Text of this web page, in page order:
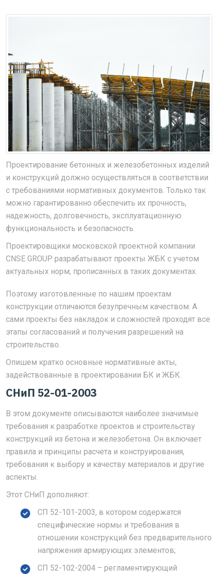
Проектирование бетонных и железобетонных изделий
и конструкций должно осуществляться в соответствии
с требованиями нормативных документов. Только так
можно гарантированно обеспечить их прочность,
надежность, долговечность, эксплуатационную
функциональность и безопасность.
Проектировщики московской проектной компании
CNSE GROUP разрабатывают проекты ЖБК с учетом
актуальных норм, прописанных в таких документах.
Поэтому изготовленные по нашим проектам
конструкции отличаются безупречным качеством. А
сами проекты без накладок и сложностей проходят все
этапы согласований и получения разрешений на
строительство.
Опишем кратко основные нормативные акты,
задействованные в проектировании БК и ЖБК.
СНиП 52-01-2003
В этом документе описываются наиболее значимые
требования к разработке проектов и строительству
конструкций из бетона и железобетона. Он включает
правила и принципы расчета и конструирования,
требования к выбору и качеству материалов и другие
аспекты.
Этот СНиП дополняют:
СП 52-101-2003, в котором содержатся
специфические нормы и требования в
отношении конструкций без предварительного
напряжения армирующих элементов;
СП 52-102-2004 – регламентирующий